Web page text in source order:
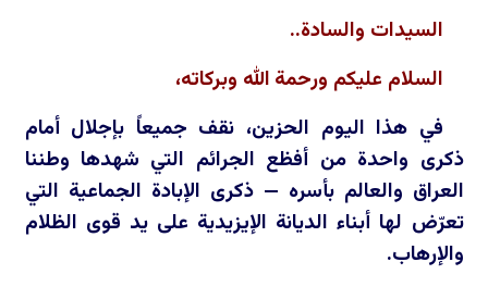
السيدات والسادة..
السلام عليكم ورحمة الله وبركاته،
في هذا اليوم الحزين، نقف جميعاً بإجلال أمام
ذكرى واحدة من أفظع الجرائم التي شهدها وطننا
العراق والعالم بأسره — ذكرى الإبادة الجماعية التي
تعرّض لها أبناء الديانة الإيزيدية على يد قوى الظلام
والإرهاب.